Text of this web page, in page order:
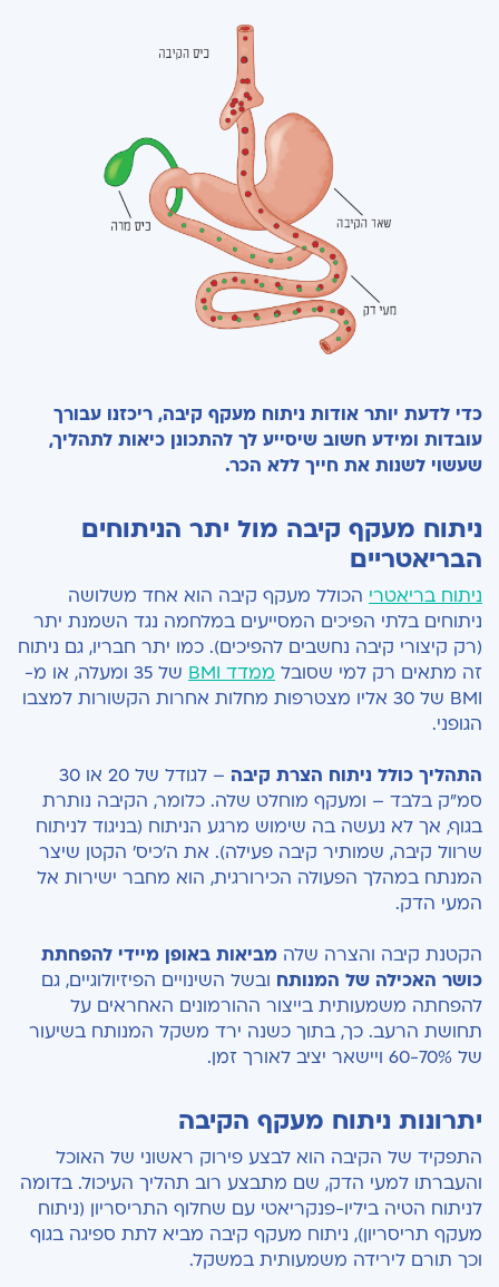
כדי לדעת יותר אודות ניתוח מעקף קיבה, ריכזנו עבורך
עובדות ומידע חשוב שיסייע לך להתכונן כיאות לתהליך,
שעשוי לשנות את חייך ללא הכר.
ניתוח מעקף קיבה מול יתר הניתוחים
הבריאטריים
ניתוח בריאטרי הכולל מעקף קיבה הוא אחד משלושה
ניתוחים בלתי הפיכים המסייעים במלחמה נגד השמנת יתר
(רק קיצורי קיבה נחשבים להפיכים). כמו יתר חבריו, גם ניתוח
זה מתאים רק למי שסובל ממדד BMI
של 35 ומעלה, או מ-
BMI של 30 אליו מצטרפות מחלות אחרות הקשורות למצבו
הגופני.
התהליך כולל ניתוח הצרת קיבה
– לגודל של 20 או 30
סמ"ק בלבד – ומעקף מוחלט שלה. כלומר, הקיבה נותרת
בגוף, אך לא נעשה בה שימוש מרגע הניתוח (בניגוד לניתוח
שרוול קיבה, שמותיר קיבה פעילה). את ה'כיס' הקטן שיצר
המנתח במהלך הפעולה הכירורגית, הוא מחבר ישירות אל
המעי הדק.
הקטנת קיבה והצרה שלה מביאות באופן מיידי להפחתת
כושר האכילה של המנותח ובשל השינויים הפיזיולוגיים, גם
להפחתה משמעותית בייצור ההורמונים האחראים על
תחושת הרעב. כך, בתוך כשנה ירד משקל המנותח בשיעור
של 60-70% ויישאר יציב לאורך זמן.
יתרונות ניתוח מעקף הקיבה
התפקיד של הקיבה הוא לבצע פירוק ראשוני של האוכל
והעברתו למעי הדק, שם מתבצע רוב תהליך העיכול. בדומה
לניתוח הטיה ביליו-פנקריאטי עם שחלוף התריסריון (ניתוח
מעקף תריסריון), ניתוח מעקף קיבה מביא לתת ספיגה בגוף
וכך תורם לירידה משמעותית במשקל.